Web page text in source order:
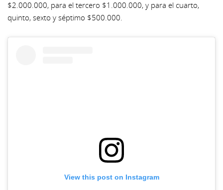
$2.000.000, para el tercero $1.000.000, y para el cuarto,
quinto, sexto y séptimo $500.000.
View this post on Instagram